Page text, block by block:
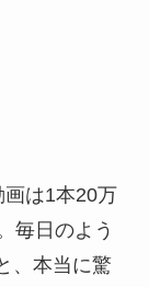
は1本20万
毎日のよう
、本当に驚